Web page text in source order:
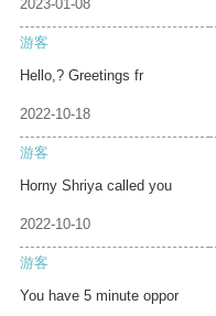
2023-01-08
游客
Hello,? Greetings fr
2022-10-18
游客
Horny Shriya called you
2022-10-10
游客
You have 5 minute oppor